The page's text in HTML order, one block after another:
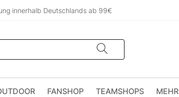
innerhalb Deutschlands ab 99€
FANSHOP TEAMSHOPS MEHR